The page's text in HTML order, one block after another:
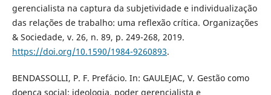
gerencialista na captura da subjetividade e individualização
das relações de trabalho: uma reflexão crítica. Organizações
& Sociedade, v. 26, n. 89, p. 249-268, 2019.
https://doi.org/10.1590/1984-9260893.
BENDASSOLLI, P. F. Prefácio. In: GAULEJAC, V. Gestão como
doença social: ideologia, poder gerencialista e